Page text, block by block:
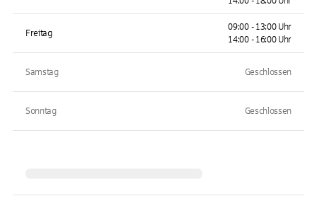
Freitag
09:00 - 13:00 Uhr
14:00 - 16:00 Uhr
Samstag Geschlossen
Sonntag Geschlossen